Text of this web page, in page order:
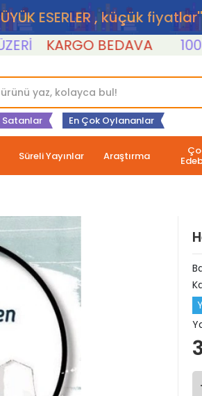
ESERLER , küçük
KARGO BEDAVA 1000 TL
Satanlar En Çok Oylananlar
Süreli Yayınlar Araştırma